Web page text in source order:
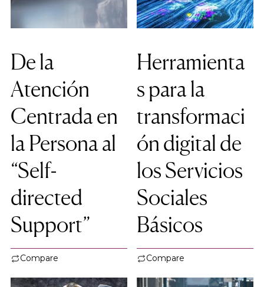
De la
Atención
Centrada en
la Persona al
“Self-
directed
Support”
Compare
Herramienta
s para la
transformaci
ón digital de
los Servicios
Sociales
Básicos
Compare